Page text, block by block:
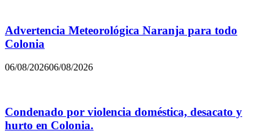
Advertencia Meteorológica Naranja para todo
Colonia
06/08/202606/08/2026
Condenado por violencia doméstica, desacato y
hurto en Colonia.